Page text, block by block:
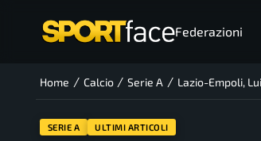
Federazioni
Home / Calcio / Serie A / Lazio-Empoli,
SERIE A ULTIMI ARTICOLI